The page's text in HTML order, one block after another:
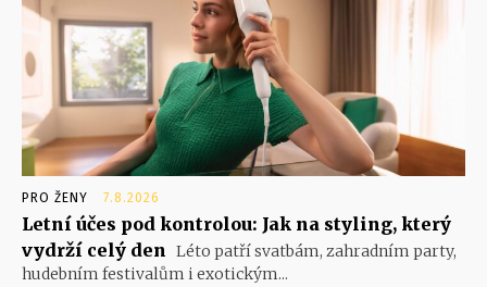
PRO ŽENY 7.8.2026
Letní účes pod kontrolou: Jak na styling, který
vydrží celý den
Léto patří svatbám, zahradním party,
hudebním festivalům i exotickým...